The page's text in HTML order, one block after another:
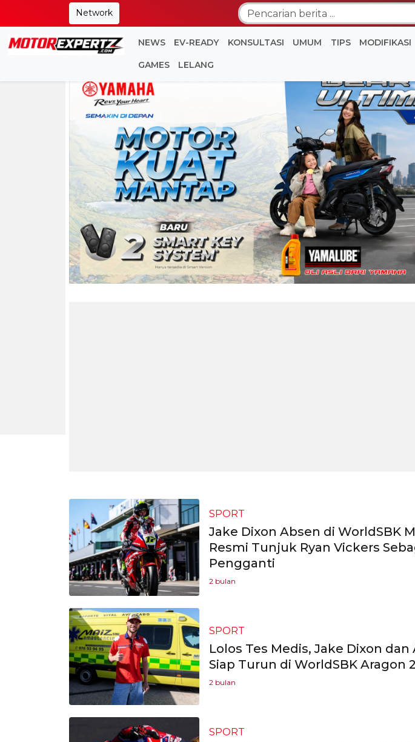
Network
NEWS EV-READY KONSULTASI UMUM TIPS MODIFIKASI
GAMES LELANG
SPORT
Jake Dixon Absen di WorldSBK
Resmi Tunjuk Ryan Vickers
Pengganti
2 bulan
SPORT
Lolos Tes Medis, Jake Dixon
Siap Turun di WorldSBK Aragon
2 bulan
SPORT